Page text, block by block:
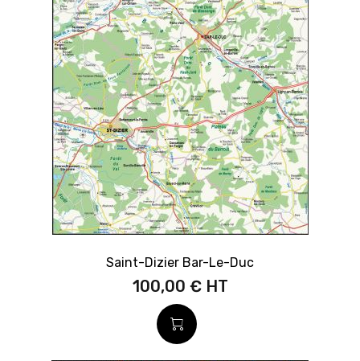
Saint-Dizier Bar-Le-Duc
100,00 €